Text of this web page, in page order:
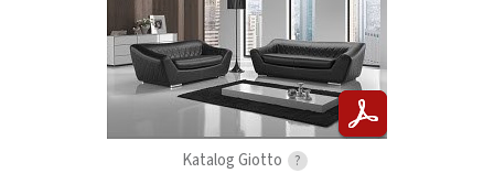
Katalog Giotto ?